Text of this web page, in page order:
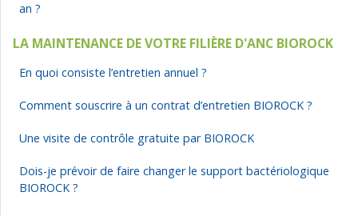
an ?
LA MAINTENANCE DE VOTRE FILIÈRE D'ANC BIOROCK
En quoi consiste l’entretien annuel ?
Comment souscrire à un contrat d’entretien BIOROCK ?
Une visite de contrôle gratuite par BIOROCK
Dois-je prévoir de faire changer le support bactériologique
BIOROCK ?